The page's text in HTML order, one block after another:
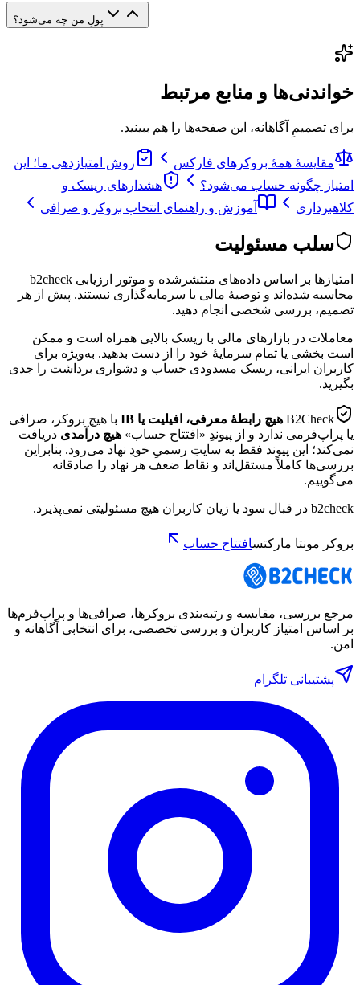
پولِ من چه می‌شود؟
خواندنی‌ها و منابع مرتبط
برای تصمیمِ آگاهانه، این صفحه‌ها را هم ببینید.
مقایسهٔ همهٔ بروکرهای فارکس
روش امتیازدهی ما؛ این
امتیاز چگونه حساب می‌شود؟
هشدارهای ریسک و
کلاهبرداری
آموزش و راهنمای انتخاب بروکر و صرافی
سلب مسئولیت
امتیازها بر اساس داده‌های منتشرشده و موتور ارزیابی b2check
محاسبه شده‌اند و توصیهٔ مالی یا سرمایه‌گذاری نیستند. پیش از هر
تصمیم، بررسی شخصی انجام دهید.
معاملات در بازارهای مالی با ریسک بالایی همراه است و ممکن
است بخشی یا تمام سرمایهٔ خود را از دست بدهید. به‌ویژه برای
کاربران ایرانی، ریسک مسدودی حساب و دشواری برداشت را جدی
بگیرید.
B2Check هیچ رابطهٔ معرفی، افیلیت یا IB
با هیچ بروکر، صرافی
یا پراپ‌فرمی ندارد و از پیوندِ «افتتاح حساب» هیچ درآمدی دریافت
نمی‌کند؛ این پیوند فقط به سایتِ رسمیِ خودِ نهاد می‌رود. بنابراین
بررسی‌ها کاملاً مستقل‌اند و نقاط ضعف هر نهاد را صادقانه
می‌گوییم.
b2check در قبال سود یا زیان کاربران هیچ مسئولیتی نمی‌پذیرد.
بروکر مونتا مارکتسافتتاح حساب
مرجع بررسی، مقایسه و رتبه‌بندی بروکرها، صرافی‌ها و پراپ‌فرم‌ها
بر اساس امتیاز کاربران و بررسی تخصصی، برای انتخابی آگاهانه و
امن.
پشتیبانی تلگرام